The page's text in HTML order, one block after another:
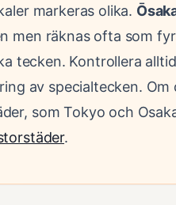
markeras olika.
men räknas ofta som
tecken. Kontrollera
av specialtecken. Om
som Tokyo och
.